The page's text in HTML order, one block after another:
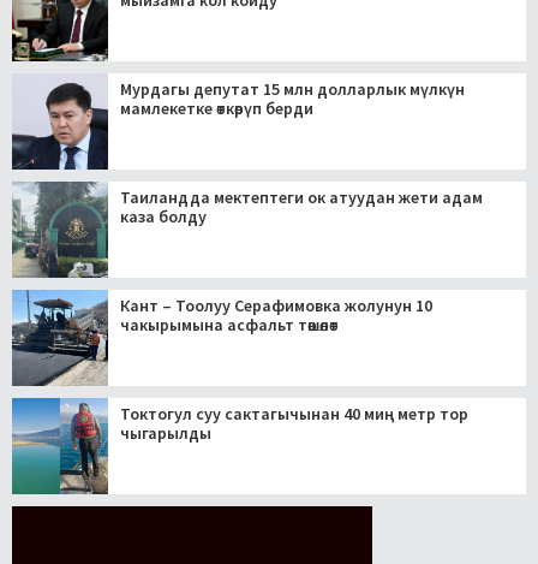
Мурдагы депутат 15 млн долларлык мүлкүн
мамлекетке өткөрүп берди
Таиландда мектептеги ок атуудан жети адам
каза болду
Кант – Тоолуу Серафимовка жолунун 10
чакырымына асфальт төшөлөт
Токтогул суу сактагычынан 40 миң метр тор
чыгарылды